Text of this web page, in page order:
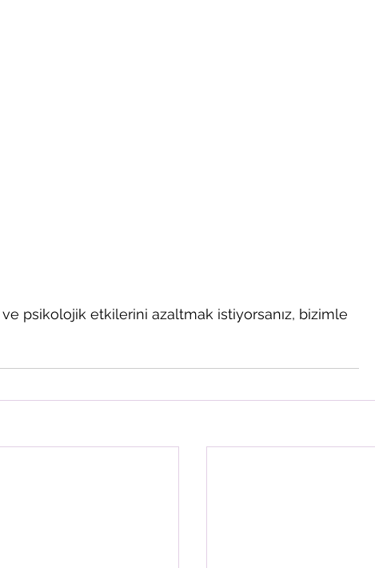
psikolojik etkilerini azaltmak istiyorsanız, bizimle